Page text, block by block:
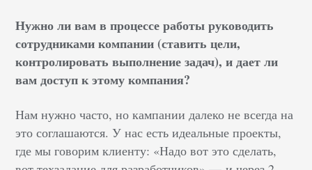
Нужно ли вам в процессе работы руководить
сотрудниками компании (ставить цели,
контролировать выполнение задач), и дает ли
вам доступ к этому компания?
Нам нужно часто, но кампании далеко не всегда на
это соглашаются. У нас есть идеальные проекты,
где мы говорим клиенту: «Надо вот это сделать,